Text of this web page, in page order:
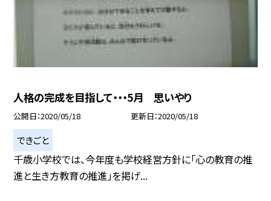
人格の完成を目指して・・・5月 思いやり
公開日 2020/05/18 更新日 2020/05/18
できごと
千歳小学校では、今年度も学校経営方針に「心の教育の推
進と生き方教育の推進」を掲げ...